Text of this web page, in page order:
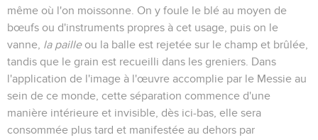
même où l'on moissonne. On y foule le blé au moyen de
bœufs ou d'instruments propres à cet usage, puis on le
vanne, la pailleou la balle est rejetée sur le champ et brûlée,
tandis que le grain est recueilli dans les greniers. Dans
l'application de l'image à l'œuvre accomplie par le Messie au
sein de ce monde, cette séparation commence d'une
manière intérieure et invisible, dès ici-bas, elle sera
consommée plus tard et manifestée au dehors par